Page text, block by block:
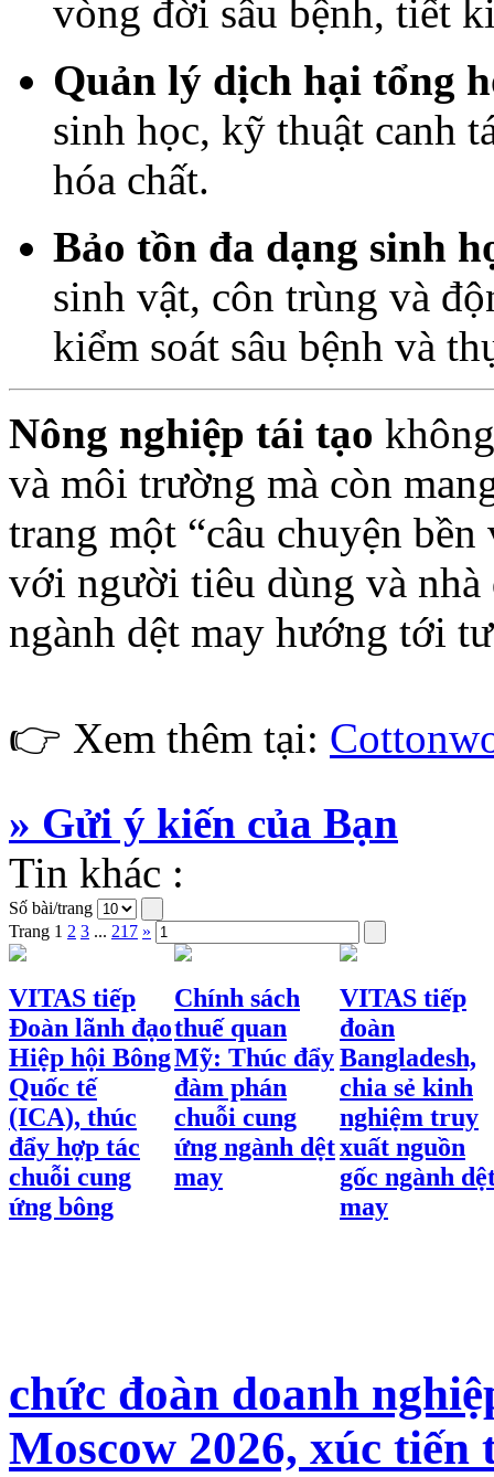
vòng đời sâu bệnh, tiết
Quản lý dịch hại tổng
sinh học, kỹ thuật canh
hóa chất.
Bảo tồn đa dạng sinh
sinh vật, côn trùng và
kiểm soát sâu bệnh và
Nông nghiệp tái tạo
và môi trường mà còn
trang một “câu chuyện
với người tiêu dùng và
ngành dệt may hướng tới
👉 Xem thêm tại:
» Gửi ý kiến của Bạn
Tin khác :
Số bài/trang
Trang 1 2 3 ... 217 »
VITAS tiếp
Đoàn lãnh đạo
Hiệp hội Bông
Quốc tế
(ICA), thúc
đẩy hợp tác
chuỗi cung
ứng bông
Chính sách
thuế quan
Mỹ: Thúc đẩy
đàm phán
chuỗi cung
ứng ngành dệt
may
VITAS tiếp
đoàn
Bangladesh,
chia sẻ kinh
nghiệm truy
xuất nguồn
gốc ngành
may
chức đoàn doanh
Moscow 2026, xúc